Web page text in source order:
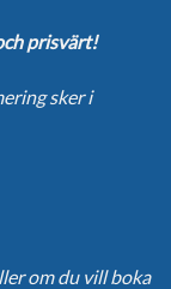
prisvärt!
sker i
om du vill boka